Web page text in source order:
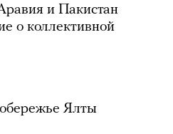
и Пакистан
о коллективной
Ялты